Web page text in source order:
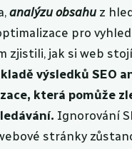
analýzu obsahuz
pro
zjistili, jak si web
výsledků SEO
která pomůže
Ignorování
stránky